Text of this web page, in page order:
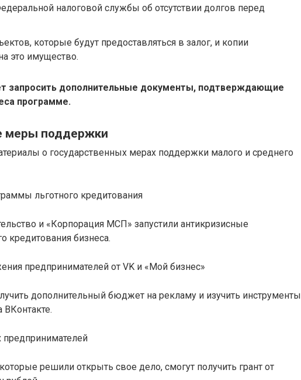
налоговой службы об отсутствии долгов перед
которые будут предоставляться в залог, и копии
это имущество.
запросить дополнительные документы, подтверждающие
программе.
меры поддержки
о государственных мерах поддержки малого и среднего
льготного кредитования
и «Корпорация МСП» запустили антикризисные
кредитования бизнеса.
предпринимателей от VK и «Мой бизнес»
дополнительный бюджет на рекламу и изучить инструменты
ВКонтакте.
решили открыть свое дело, смогут получить грант от